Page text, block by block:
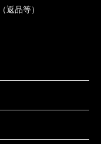
返品等）